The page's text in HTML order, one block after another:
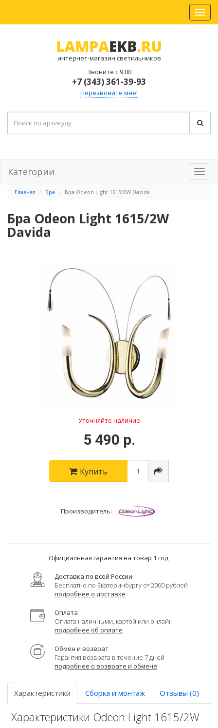
интернет-магазин светильников
Звоните с 9:00
+7 (343) 361-39-93
Перезвоните мне!
Категории
Главная Бра Бра Odeon Light 1615/2W Davida
Бра Odeon Light 1615/2W
Davida
Уточняйте наличие
5 490 р.
Купить
Производитель:
Официальная гарантия на товар 1 год.
Доставка по всей России
Бесплатно по Екатеринбургу от 2000 рублей
подробнее о доставке
Оплата
Оплата наличными, картой или онлайн
подробнее об оплате
Обмен и возврат
Гарантия возврата в течение 7 дней
подробнее о возврате и обмене
Характеристики Сборка и монтаж Отзывы (0)
Характеристики Odeon Light 1615/2W